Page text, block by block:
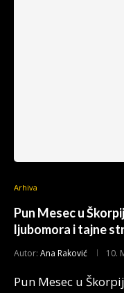
Arhiva
Pun Mesec u
ljubomora i tajne
Autor: Ana Raković 10.
Pun Mesec u